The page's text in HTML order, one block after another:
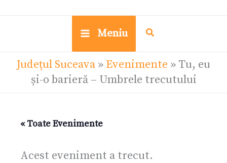
Meniu
Județul Suceava » Evenimente » Tu, eu
și-o barieră – Umbrele trecutului
« Toate Evenimente
Acest eveniment a trecut.